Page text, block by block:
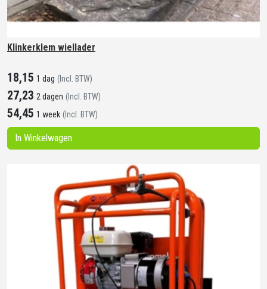
Klinkerklem wiellader
18,15 1 dag (Incl. BTW)
27,23 2 dagen (Incl. BTW)
54,45 1 week (Incl. BTW)
In Winkelwagen